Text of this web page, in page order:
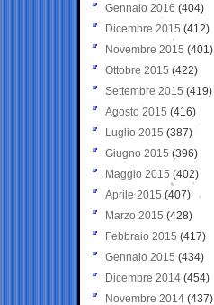
Gennaio 2016 (404)
Dicembre 2015 (412)
Novembre 2015 (401)
Ottobre 2015 (422)
Settembre 2015 (419)
Agosto 2015 (416)
Luglio 2015 (387)
Giugno 2015 (396)
Maggio 2015 (402)
Aprile 2015 (407)
Marzo 2015 (428)
Febbraio 2015 (417)
Gennaio 2015 (434)
Dicembre 2014 (454)
Novembre 2014 (437)